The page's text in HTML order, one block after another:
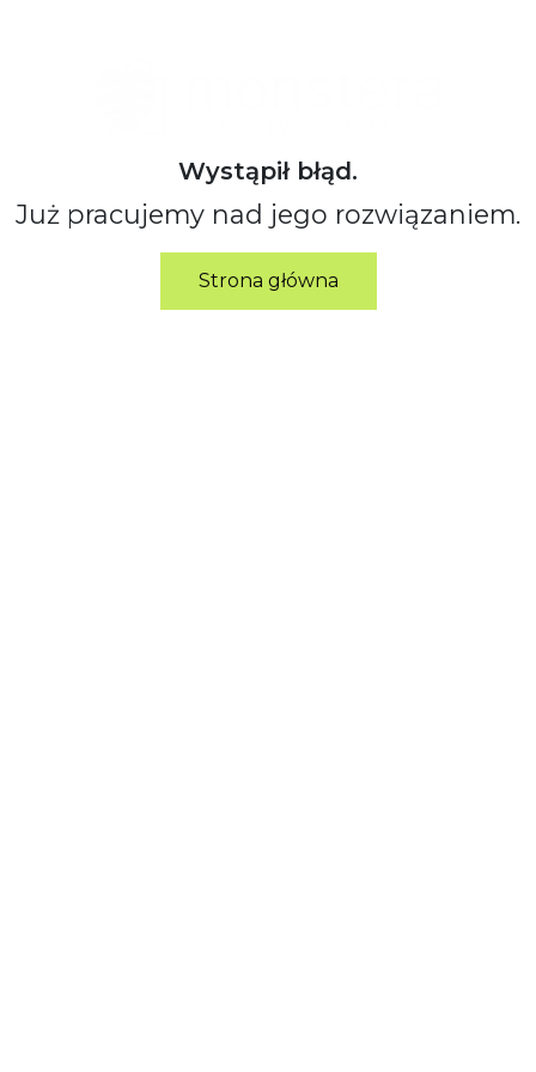
Wystąpił błąd.
Już pracujemy nad jego rozwiązaniem.
Strona główna